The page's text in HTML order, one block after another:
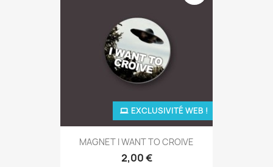
MAGNET I WANT TO CROIVE
2,00 €
EXCLUSIVITÉ WEB !